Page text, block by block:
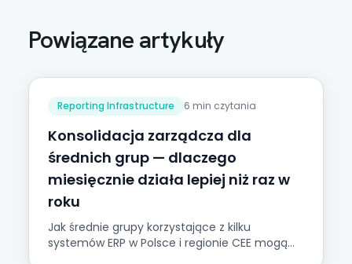
Powiązane artykuły
Reporting Infrastructure 6 min czytania
Konsolidacja zarządcza dla
średnich grup — dlaczego
miesięcznie działa lepiej niż raz w
roku
Jak średnie grupy korzystające z kilku
systemów ERP w Polsce i regionie CEE mogą